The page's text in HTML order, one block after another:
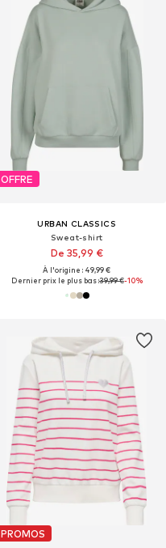
OFFRE
URBAN CLASSICS
Sweat-shirt
De 35,99 €
À l'origine : 49,99 €
Dernier prix le plus bas :39,99 €-10%
PROMOS